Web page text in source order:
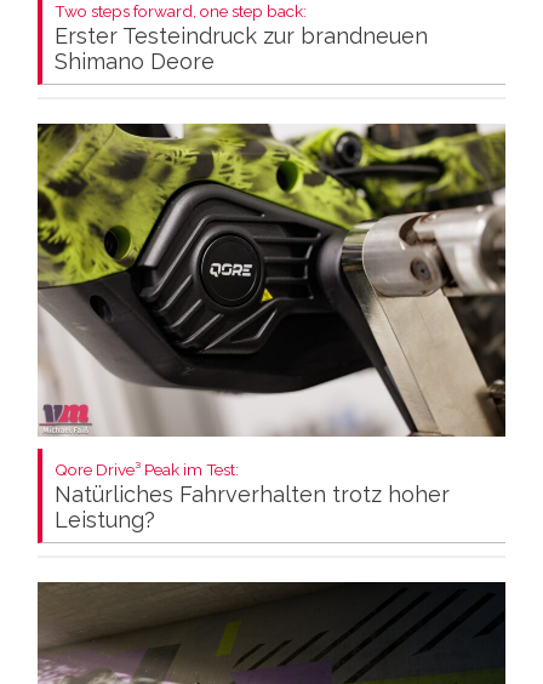
Two steps forward, one step back:
Erster Testeindruck zur brandneuen
Shimano Deore
Qore Drive³ Peak im Test:
Natürliches Fahrverhalten trotz hoher
Leistung?